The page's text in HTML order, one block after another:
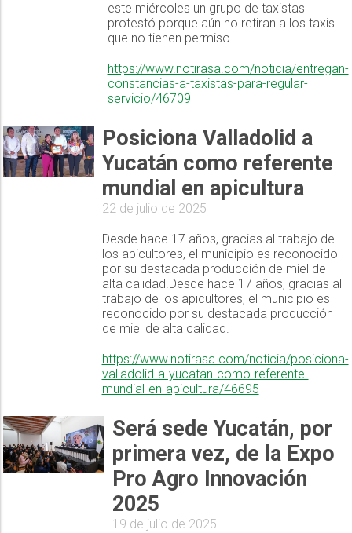
este miércoles un grupo de taxistas
protestó porque aún no retiran a los taxis
que no tienen permiso
https://www.notirasa.com/noticia/entregan-
constancias-a-taxistas-para-regular-
servicio/46709
Posiciona Valladolid a
Yucatán como referente
mundial en apicultura
22 de julio de 2025
Desde hace 17 años, gracias al trabajo de
los apicultores, el municipio es reconocido
por su destacada producción de miel de
alta calidad.Desde hace 17 años, gracias al
trabajo de los apicultores, el municipio es
reconocido por su destacada producción
de miel de alta calidad.
https://www.notirasa.com/noticia/posiciona-
valladolid-a-yucatan-como-referente-
mundial-en-apicultura/46695
Será sede Yucatán, por
primera vez, de la Expo
Pro Agro Innovación
2025
19 de julio de 2025